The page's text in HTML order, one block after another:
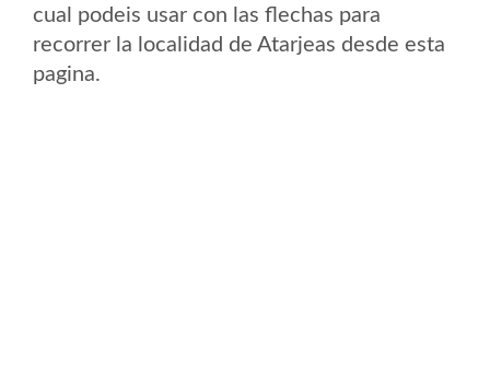
cual podeis usar con las flechas para
recorrer la localidad de Atarjeas desde esta
pagina.